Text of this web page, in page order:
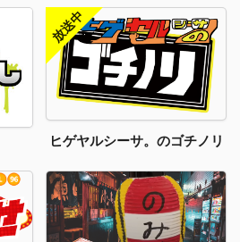
ヒゲヤルシーサ。のゴチノリ